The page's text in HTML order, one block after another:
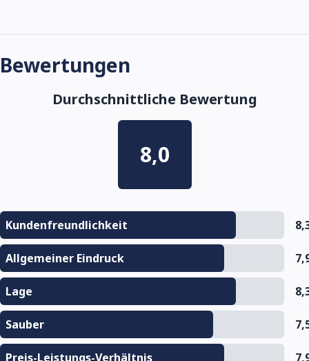
Bewertungen
Durchschnittliche Bewertung
8,0
Kundenfreundlichkeit
Allgemeiner Eindruck
Lage
Sauber
Preis-Leistungs-Verhältnis